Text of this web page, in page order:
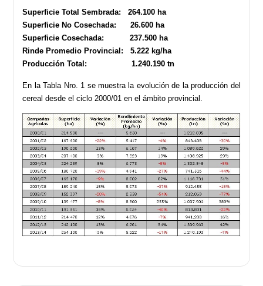
Superficie Total Sembrada: 264.100 ha
Superficie No Cosechada: 26.600 ha
Superficie Cosechada: 237.500 ha
Rinde Promedio Provincial: 5.222 kg/ha
Producción Total: 1.240.190 tn
En la Tabla Nro. 1 se muestra la evolución de la producción del
cereal desde el ciclo 2000/01 en el ámbito provincial.